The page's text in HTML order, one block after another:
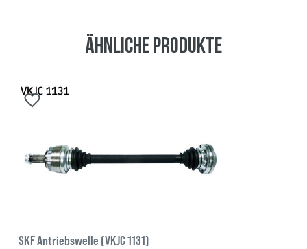
Ähnliche Produkte
SKF Antriebswelle (VKJC 1131)